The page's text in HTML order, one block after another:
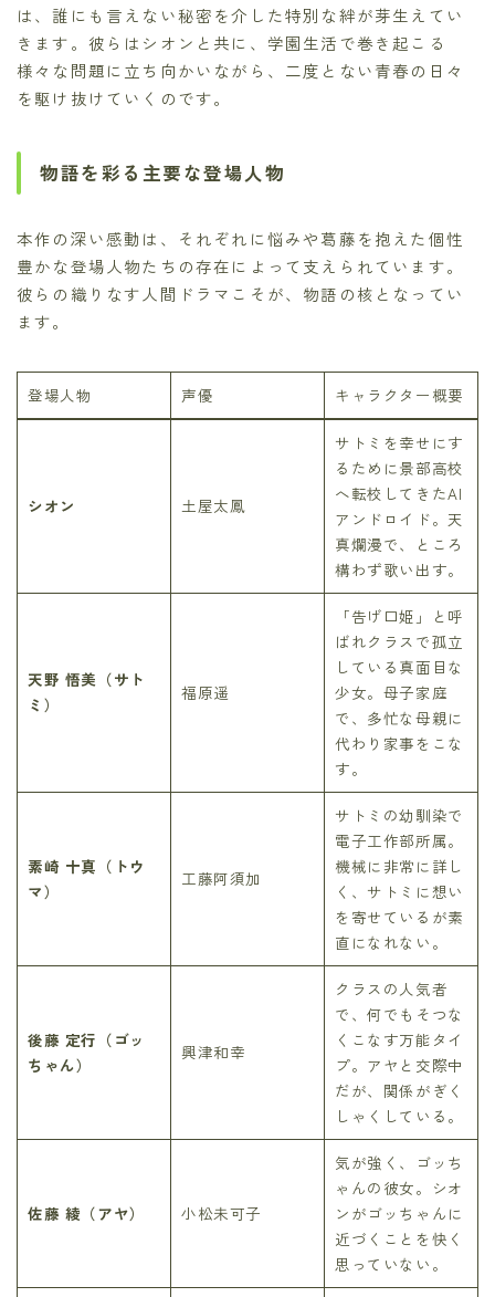
は、誰にも言えない秘密を介した特別な絆が芽生えてい
きます。彼らはシオンと共に、学園生活で巻き起こる
様々な問題に立ち向かいながら、二度とない青春の日々
を駆け抜けていくのです。
物語を彩る主要な登場人物
本作の深い感動は、それぞれに悩みや葛藤を抱えた個性
豊かな登場人物たちの存在によって支えられています。
彼らの織りなす人間ドラマこそが、物語の核となってい
ます。
登場人物 声優 キャラクター概要
シオン 土屋太鳳
サトミを幸せにす
るために景部高校
へ転校してきたAI
アンドロイド。天
真爛漫で、ところ
構わず歌い出す。
天野 悟美（サト
ミ）
福原遥
「告げ口姫」と呼
ばれクラスで孤立
している真面目な
少女。母子家庭
で、多忙な母親に
代わり家事をこな
す。
素崎 十真（トウ
マ）
工藤阿須加
サトミの幼馴染で
電子工作部所属。
機械に非常に詳し
く、サトミに想い
を寄せているが素
直になれない。
後藤 定行（ゴッ
ちゃん）
興津和幸
クラスの人気者
で、何でもそつな
くこなす万能タイ
プ。アヤと交際中
だが、関係がぎく
しゃくしている。
佐藤 綾（アヤ） 小松未可子
気が強く、ゴッち
ゃんの彼女。シオ
ンがゴッちゃんに
近づくことを快く
思っていない。